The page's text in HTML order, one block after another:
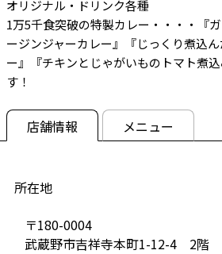
オリジナル・ドリンク各種
1万5千食突破の特製カレー・・・・『
ージンジャーカレー』『じっくり煮込
ー』『チキンとじゃがいものトマト煮
す！
店舗情報 メニュー
所在地
〒180-0004
武蔵野市吉祥寺本町1-12-4 2階